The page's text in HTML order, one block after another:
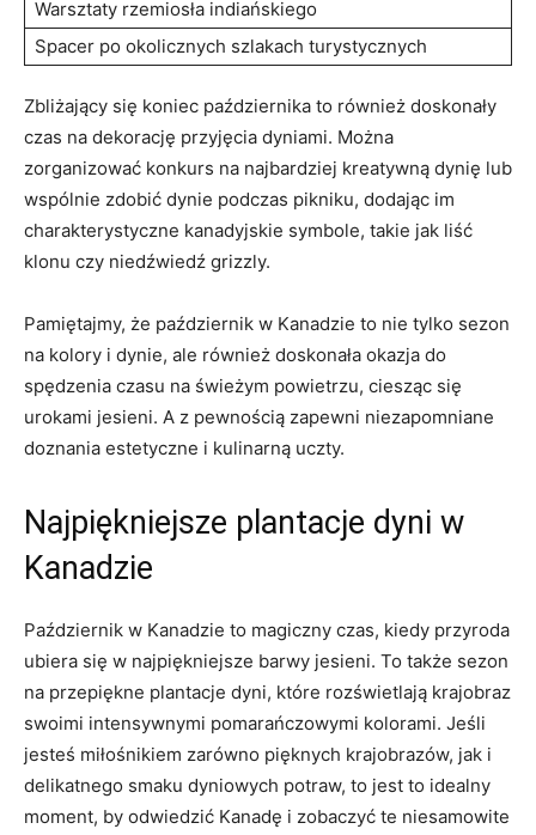
Warsztaty rzemiosła indiańskiego
Spacer‌ po okolicznych⁤ szlakach turystycznych
Zbliżający się⁣ koniec października to również‍ doskonały
czas na dekorację przyjęcia dyniami. ​Można
zorganizować konkurs na najbardziej kreatywną dynię lub
wspólnie zdobić dynie podczas pikniku, dodając im
charakterystyczne kanadyjskie⁤ symbole, takie jak liść
klonu ⁣czy⁢ niedźwiedź grizzly.
Pamiętajmy,⁤ że ⁢październik w Kanadzie to nie tylko sezon
na⁢ kolory i dynie, ale również doskonała okazja do
spędzenia czasu na świeżym powietrzu, ciesząc się
urokami jesieni. A⁤ z pewnością zapewni niezapomniane
doznania estetyczne i kulinarną uczty.
Najpiękniejsze plantacje dyni w
Kanadzie
Październik w Kanadzie to magiczny czas, kiedy przyroda
ubiera się‌ w⁣ najpiękniejsze barwy⁣ jesieni. To także sezon
na przepiękne ​plantacje dyni, które ​rozświetlają‍ krajobraz
swoimi intensywnymi pomarańczowymi‌ kolorami. Jeśli
jesteś miłośnikiem zarówno‍ pięknych krajobrazów, jak‍ i
delikatnego smaku dyniowych potraw, to jest to idealny
moment,‌ by odwiedzić Kanadę i zobaczyć te niesamowite